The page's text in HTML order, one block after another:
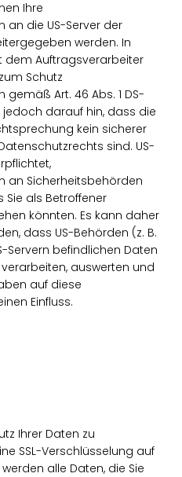
Ihre
die US-Server der
werden. In
dem Auftragsverarbeiter
Schutz
Art. 46 Abs. 1 DS-
jedoch darauf hin, dass die
kein sicherer
sind. US-
an Sicherheitsbehörden
als Betroffener
könnten. Es kann daher
dass US-Behörden (z. B.
Servern befindlichen Daten
auswerten und
auf diese
Einfluss.
Ihrer Daten zu
SSL-Verschlüsselung auf
alle Daten, die Sie